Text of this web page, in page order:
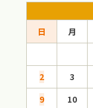
日 月
2
3
9
10